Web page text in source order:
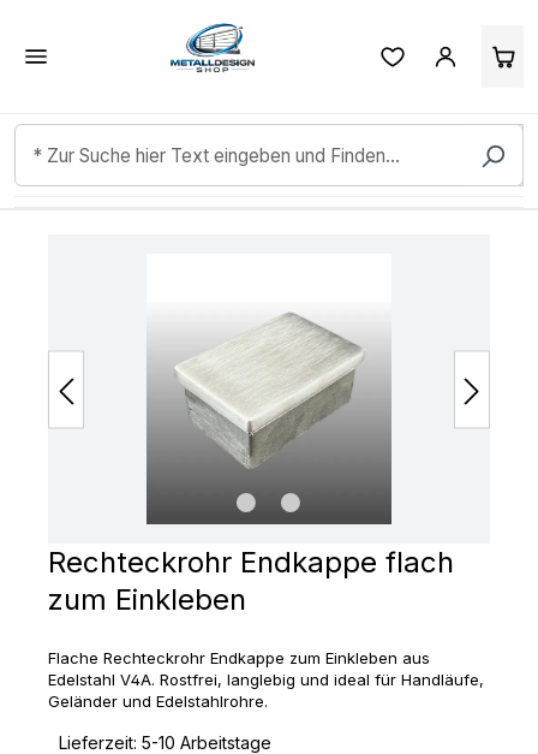
Zum Hauptinhalt springen
Rechteckrohr Endkappe flach
zum Einkleben
Flache Rechteckrohr Endkappe zum Einkleben aus
Edelstahl V4A. Rostfrei, langlebig und ideal für Handläufe,
Geländer und Edelstahlrohre.
Lieferzeit: 5-10 Arbeitstage